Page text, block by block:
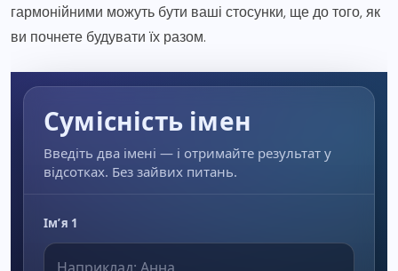
гармонійними можуть бути ваші стосунки, ще до того, як
ви почнете будувати їх разом.
Сумісність імен
Введіть два імені — і отримайте результат у
відсотках. Без зайвих питань.
Ім’я 1